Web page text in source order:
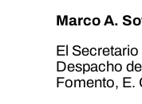
Marco A.
El Secretario
Despacho
Fomento, E.